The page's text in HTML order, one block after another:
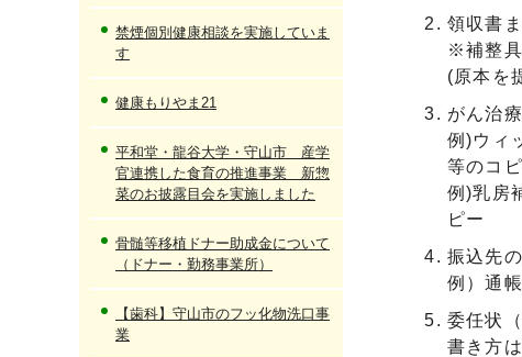
領収書
※補整具
(原本を
がん治
例)ウィ
等のコ
例)乳房
ピー
振込先
例）通
委任状
書き方
禁煙個別健康相談を実施していま
す
健康もりやま21
平和堂・龍谷大学・守山市 産学
官連携した食育の推進事業 新惣
菜のお披露目会を実施しました
骨髄等移植ドナー助成金について
（ドナー・勤務事業所）
【歯科】守山市のフッ化物洗口事
業